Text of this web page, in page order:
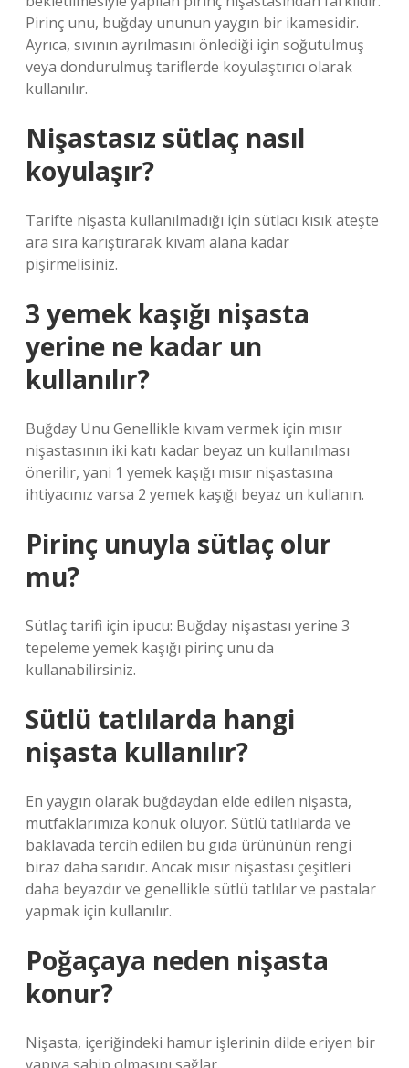
Pirinç unu, buğday ununun yaygın bir ikamesidir.
Ayrıca, sıvının ayrılmasını önlediği için soğutulmuş
veya dondurulmuş tariflerde koyulaştırıcı olarak
kullanılır.
Nişastasız sütlaç nasıl
koyulaşır?
Tarifte nişasta kullanılmadığı için sütlacı kısık ateşte
ara sıra karıştırarak kıvam alana kadar
pişirmelisiniz.
3 yemek kaşığı nişasta
yerine ne kadar un
kullanılır?
Buğday Unu Genellikle kıvam vermek için mısır
nişastasının iki katı kadar beyaz un kullanılması
önerilir, yani 1 yemek kaşığı mısır nişastasına
ihtiyacınız varsa 2 yemek kaşığı beyaz un kullanın.
Pirinç unuyla sütlaç olur
mu?
Sütlaç tarifi için ipucu: Buğday nişastası yerine 3
tepeleme yemek kaşığı pirinç unu da
kullanabilirsiniz.
Sütlü tatlılarda hangi
nişasta kullanılır?
En yaygın olarak buğdaydan elde edilen nişasta,
mutfaklarımıza konuk oluyor. Sütlü tatlılarda ve
baklavada tercih edilen bu gıda ürününün rengi
biraz daha sarıdır. Ancak mısır nişastası çeşitleri
daha beyazdır ve genellikle sütlü tatlılar ve pastalar
yapmak için kullanılır.
Poğaçaya neden nişasta
konur?
Nişasta, içeriğindeki hamur işlerinin dilde eriyen bir